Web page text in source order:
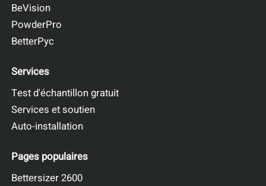
BeVision
PowderPro
BetterPyc
Services
Test d'échantillon gratuit
Services et soutien
Auto-installation
Pages populaires
Bettersizer 2600